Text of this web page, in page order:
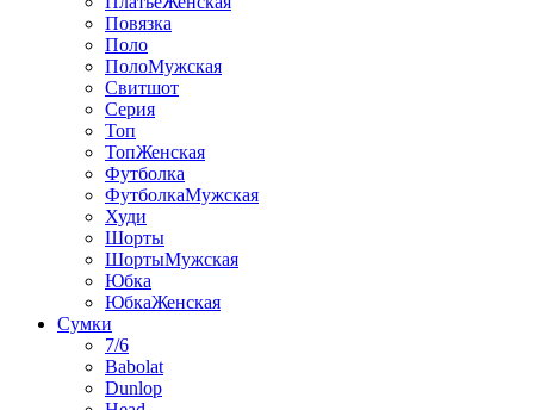
Повязка
Поло
ПолоМужская
Свитшот
Серия
Топ
ТопЖенская
Футболка
ФутболкаМужская
Худи
Шорты
ШортыМужская
Юбка
ЮбкаЖенская
Сумки
7/6
Babolat
Dunlop